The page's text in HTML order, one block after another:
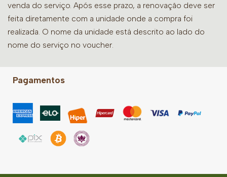
venda do serviço. Após esse prazo, a renovação deve ser
feita diretamente com a unidade onde a compra foi
realizada. O nome da unidade está descrito ao lado do
nome do serviço no voucher.
Pagamentos